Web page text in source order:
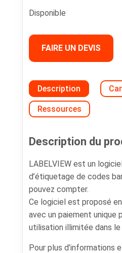
Disponible
FAIRE UN DEVIS
Description
Ressources
Description du
LABELVIEW est un
d’étiquetage de codes
pouvez compter.
Ce logiciel est proposé
avec un paiement unique
utilisation illimitée dans
Pour plus d’informations